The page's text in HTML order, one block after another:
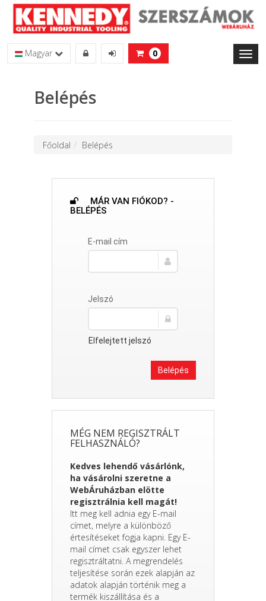
Magyar 0
Belépés
Főoldal Belépés
MÁR VAN FIÓKOD? -
BELÉPÉS
E-mail cím
Jelszó
Elfelejtett jelszó
Belépés
MÉG NEM REGISZTRÁLT
FELHASZNÁLÓ?
Kedves lehendő vásárlónk,
ha vásárolni szeretne a
WebÁruházban elötte
regisztrálnia kell magát!
Itt meg kell adnia egy E-mail
címet, melyre a különböző
értesítéseket fogja kapni. Egy E-
mail címet csak egyszer lehet
regisztráltatni. A megrendelés
teljesítése során ezek alapján az
adatok alapján történik meg a
termék kiszállítása és a